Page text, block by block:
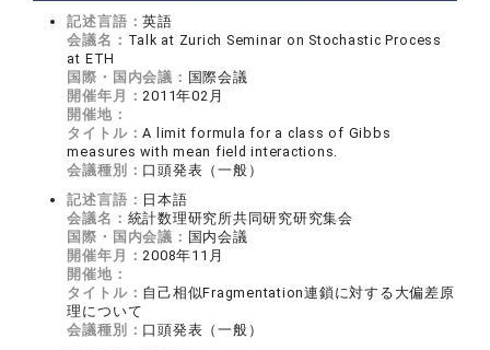
記述言語：英語
会議名： Talk at Zurich Seminar on Stochastic Process
at ETH
国際・国内会議： 国際会議
開催年月：2011年02月
開催地：
タイトル：A limit formula for a class of Gibbs
measures with mean field interactions.
会議種別： 口頭発表（一般）
記述言語： 日本語
会議名： 統計数理研究所共同研究研究集会
国際・国内会議： 国内会議
開催年月：2008年11月
開催地：
タイトル： 自己相似Fragmentation連鎖に対する大偏差原
理について
会議種別： 口頭発表（一般）